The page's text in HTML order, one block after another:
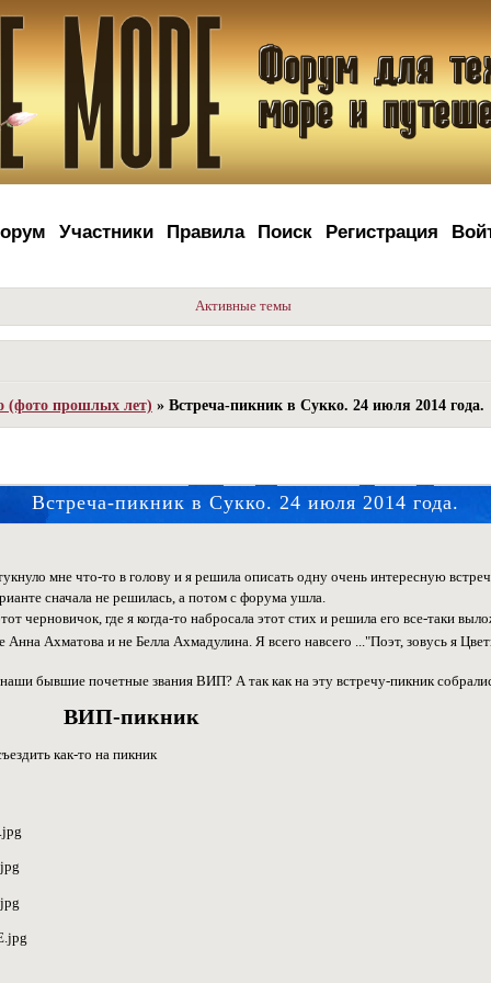
Участники Правила Поиск Регистрация
Активные темы
(фото прошлых лет) » Встреча-пикник в Сукко. 24 июля 2014 года.
Встреча-пикник в Сукко. 24 июля 2014 года.
мне что-то в голову и я решила описать одну очень интересную
сначала не решилась, а потом с форума ушла.
черновичок, где я когда-то набросала этот стих и решила его все-таки
Ахматова и не Белла Ахмадулина. Я всего навсего ..."Поэт, зовусь я
бывшие почетные звания ВИП? А так как на эту встречу-пикник
ВИП-пикник
как-то на пикник